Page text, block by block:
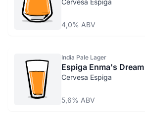
Cervesa Espiga
4,0% ABV
India Pale Lager
Espiga Enma's Dream
Cervesa Espiga
5,6% ABV